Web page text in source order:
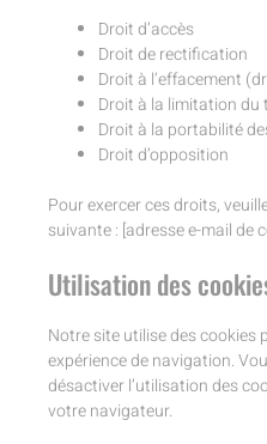
Droit d’accès
Droit de rectification
Droit à l’effacement
Droit à la limitation du
Droit à la portabilité
Droit d’opposition
Pour exercer ces droits,
suivante : [adresse e-mail de
Utilisation des
Notre site utilise des cookies
expérience de navigation.
désactiver l’utilisation des
votre navigateur.